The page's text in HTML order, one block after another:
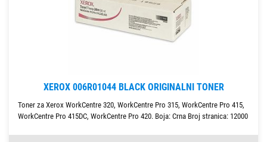
XEROX 006R01044 BLACK ORIGINALNI TONER
Toner za Xerox WorkCentre 320, WorkCentre Pro 315, WorkCentre Pro 415,
WorkCentre Pro 415DC, WorkCentre Pro 420. Boja: Crna Broj stranica: 12000